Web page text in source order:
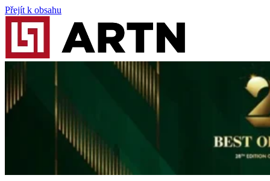
Přejít k obsahu